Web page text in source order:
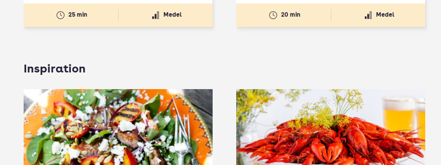
25 min Medel 20 min Medel
Inspiration